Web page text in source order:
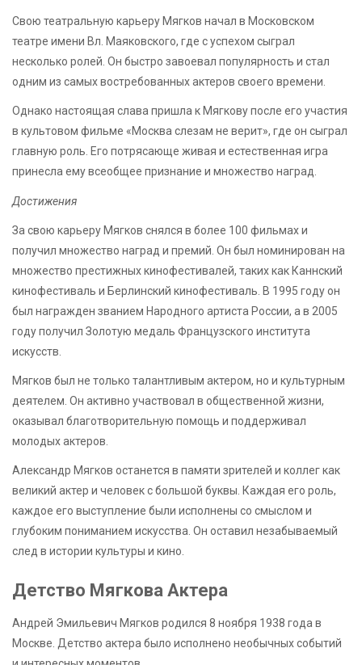
Свою театральную карьеру Мягков начал в Московском
театре имени Вл. Маяковского, где с успехом сыграл
несколько ролей. Он быстро завоевал популярность и стал
одним из самых востребованных актеров своего времени.
Однако настоящая слава пришла к Мягкову после его участия
в культовом фильме «Москва слезам не верит», где он сыграл
главную роль. Его потрясающе живая и естественная игра
принесла ему всеобщее признание и множество наград.
Достижения
За свою карьеру Мягков снялся в более 100 фильмах и
получил множество наград и премий. Он был номинирован на
множество престижных кинофестивалей, таких как Каннский
кинофестиваль и Берлинский кинофестиваль. В 1995 году он
был награжден званием Народного артиста России, а в 2005
году получил Золотую медаль Французского института
искусств.
Мягков был не только талантливым актером, но и культурным
деятелем. Он активно участвовал в общественной жизни,
оказывал благотворительную помощь и поддерживал
молодых актеров.
Александр Мягков останется в памяти зрителей и коллег как
великий актер и человек с большой буквы. Каждая его роль,
каждое его выступление были исполнены со смыслом и
глубоким пониманием искусства. Он оставил незабываемый
след в истории культуры и кино.
Детство Мягкова Актера
Андрей Эмильевич Мягков родился 8 ноября 1938 года в
Москве. Детство актера было исполнено необычных событий